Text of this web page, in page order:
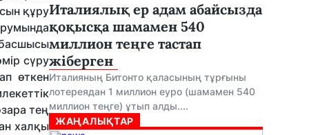
құру
сүру
өткен
тең
халқы
Италиялық ер адам абайсызда
қоқысқа шамамен 540
миллион теңге тастап
жіберген
Италияның Битонто қаласының тұрғыны
лотереядан 1 миллион еуро (шамамен 540
миллион теңге) ұтып алды....
ЖАҢАЛЫҚТАР